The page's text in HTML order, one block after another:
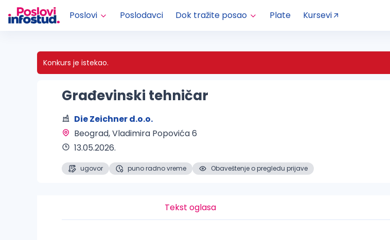
Poslovi Poslodavci Dok tražite posao Plate Kursevi
Konkurs je istekao.
Građevinski tehničar
Die Zeichner d.o.o.
Beograd, Vladimira Popovića 6
13.05.2026.
ugovor puno radno vreme Obaveštenje o pregledu prijave
Tekst oglasa